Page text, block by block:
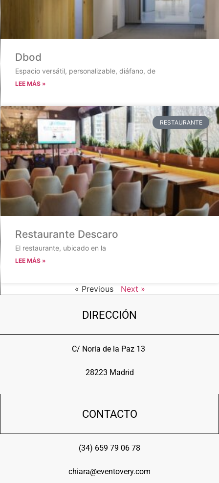
Dbod
Espacio versátil, personalizable, diáfano, de
LEE MÁS »
RESTAURANTE
Restaurante Descaro
El restaurante, ubicado en la
LEE MÁS »
« Previous Next »
DIRECCIÓN
C/ Noria de la Paz 13
28223 Madrid
CONTACTO
(34) 659 79 06 78
chiara@eventovery.com